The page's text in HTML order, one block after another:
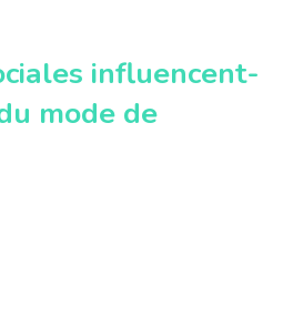
influencent-
mode de